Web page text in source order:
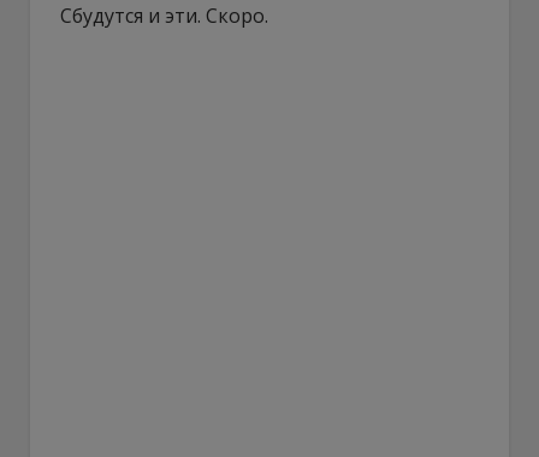
Сбудутся и эти. Скоро.